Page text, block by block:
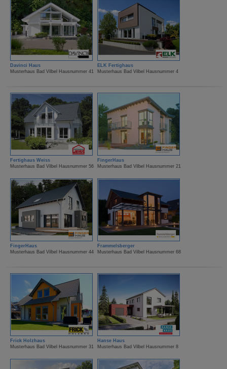
Davinci Haus
Musterhaus Bad Vilbel Hausnummer 41
ELK Fertighaus
Musterhaus Bad Vilbel Hausnummer 4
Fertighaus Weiss
Musterhaus Bad Vilbel Hausnummer 56
FingerHaus
Musterhaus Bad Vilbel Hausnummer 21
FingerHaus
Musterhaus Bad Vilbel Hausnummer 44
Frammelsberger
Musterhaus Bad Vilbel Hausnummer 68
Frick Holzhaus
Musterhaus Bad Vilbel Hausnummer 31
Hanse Haus
Musterhaus Bad Vilbel Hausnummer 8